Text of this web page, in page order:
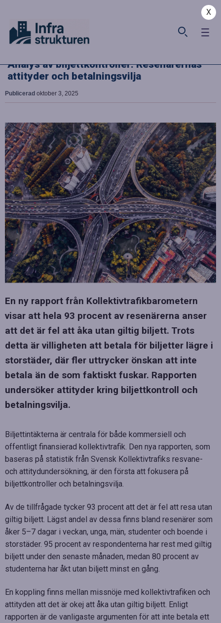
X
Analys av biljettkontroller: Resenärernas
attityder och betalningsvilja
Publicerad oktober 3, 2025
En ny rapport från Kollektivtrafikbarometern
visar att hela 93 procent av resenärerna anser
att det är fel att åka utan giltig biljett. Trots
detta är villigheten att betala för biljetter lägre i
storstäder, där fler uttrycker önskan att inte
betala än de som faktiskt fuskar. Rapporten
undersöker attityder kring biljettkontroll och
betalningsvilja.
Biljettintäkterna är centrala för både kommersiell och
offentligt finansierad kollektivtrafik. Den nya rapporten, som
baseras på statistik från Svensk Kollektivtrafiks resvane-
och attitydundersökning, är den första att fokusera på
biljettkontroller och betalningsvilja.
Av de tillfrågade tycker 93 procent att det är fel att resa utan
giltig biljett. Lägst andel av dessa finns bland resenärer som
åker 5–7 dagar i veckan, unga, män, studenter och boende i
storstäder. 95 procent av respondenterna har rest med giltig
biljett under den senaste månaden, medan 80 procent av
studenterna har åkt utan biljett minst en gång.
En koppling finns mellan missnöje med kollektivtrafiken och
attityden att det är okej att åka utan giltig biljett. Enligt
rapporten är de vanligaste argumenten för att inte betala ett